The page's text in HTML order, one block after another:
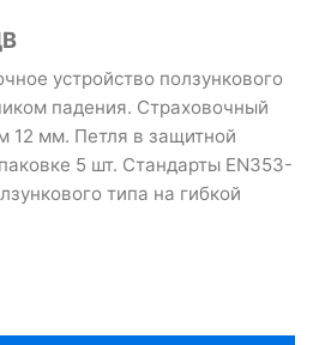
устройство ползункового
падения. Страховочный
12 мм. Петля в защитной
5 шт. Стандарты EN353-
типа на гибкой